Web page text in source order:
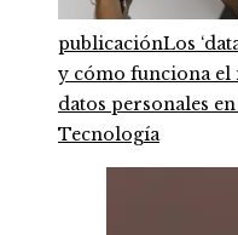
publicaciónLos
y cómo funciona el
datos personales en
Tecnología